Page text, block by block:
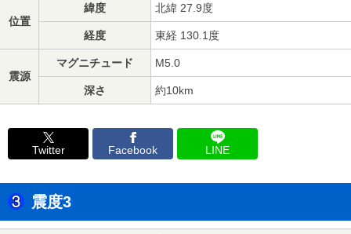
位置
緯度 北緯 27.9度
経度 東経 130.1度
震源
マグニチュード M5.0
深さ 約10km
Twitter Facebook LINE
震度3